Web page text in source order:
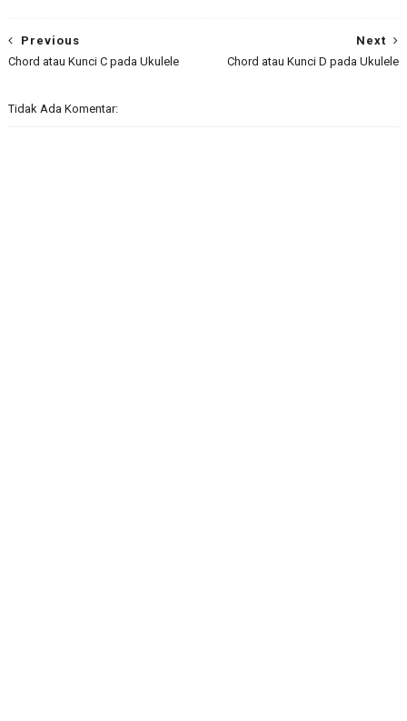
Next
Chord atau Kunci D pada Ukulele
Previous
Chord atau Kunci C pada Ukulele
Tidak Ada Komentar: